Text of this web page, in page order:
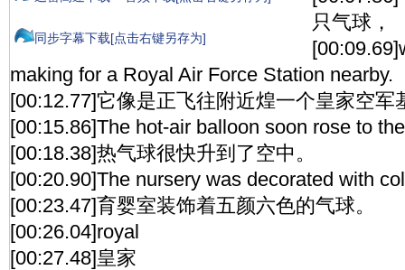
同步字幕下载[点击右键另存为]
只气球，
making for a Royal Air Force Station nearby.
[00:12.77]它像是正飞往附近煌一个皇家空军
[00:15.86]The hot-air balloon soon rose to
[00:18.38]热气球很快升到了空中。
[00:20.90]The nursery was decorated with
[00:23.47]育婴室装饰着五颜六色的气球。
[00:26.04]royal
[00:27.48]皇家